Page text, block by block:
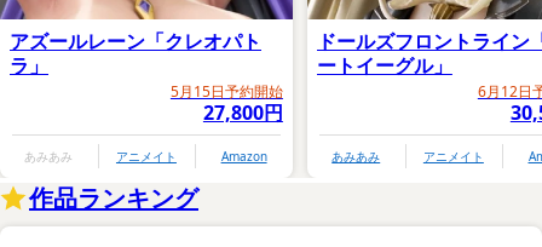
アズールレーン「クレオパト
ラ」
5月15日予約開始
27,800円
あみあみ アニメイト Amazon
ドールズフロントライン
ートイーグル」
6月12日
あみあみ アニメイト
作品ランキング